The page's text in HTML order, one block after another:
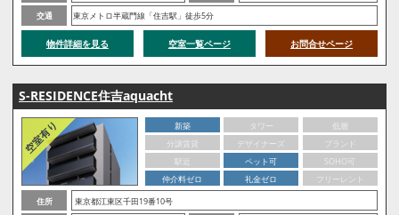
交通
東京メトロ半蔵門線「住吉駅」徒歩5分
物件詳細を見る 空室一覧ページ お問合せページ
S-RESIDENCE住吉aquacht
新築 タワー
低層
分譲賃貸
デザイナーズ
ブランド
駅近
ペット可
SOHO可
仲介料ゼロ
礼金ゼロ
フリーレント
住所
東京都江東区千田19番10号